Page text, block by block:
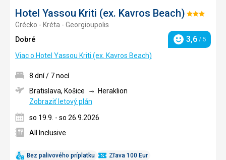
Hotel Yassou Kriti (ex. Kavros Beach) Hodnotenie:
Grécko - Kréta - Georgioupolis
Dobré
Hodnotenie
3,6 / 5
Viac o Hotel Yassou Kriti (ex. Kavros Beach)
Bez palivového príplatku Zľava 100 Eur
8 dní / 7 nocí
Bratislava, Košice
Heraklion
Zobraziť letový plán
so 19.9. - so 26.9.2026
All Inclusive